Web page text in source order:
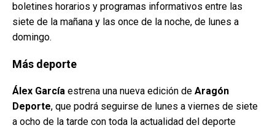
boletines horarios y programas informativos entre las
siete de la mañana y las once de la noche, de lunes a
domingo.
Más deporte
Álex García estrena una nueva edición de Aragón
Deporte, que podrá seguirse de lunes a viernes de siete
a ocho de la tarde con toda la actualidad del deporte